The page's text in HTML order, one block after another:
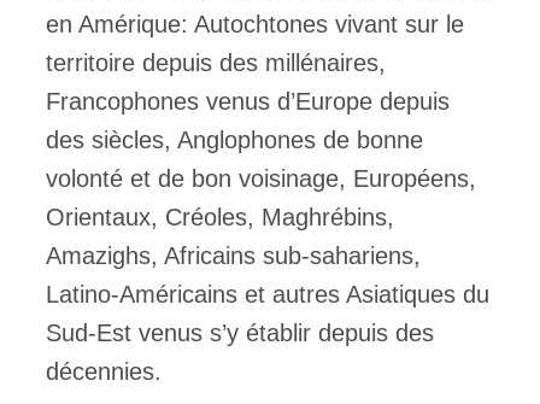
en Amérique: Autochtones vivant sur le
territoire depuis des millénaires,
Francophones venus d’Europe depuis
des siècles, Anglophones de bonne
volonté et de bon voisinage, Européens,
Orientaux, Créoles, Maghrébins,
Amazighs, Africains sub-sahariens,
Latino-Américains et autres Asiatiques du
Sud-Est venus s’y établir depuis des
décennies.